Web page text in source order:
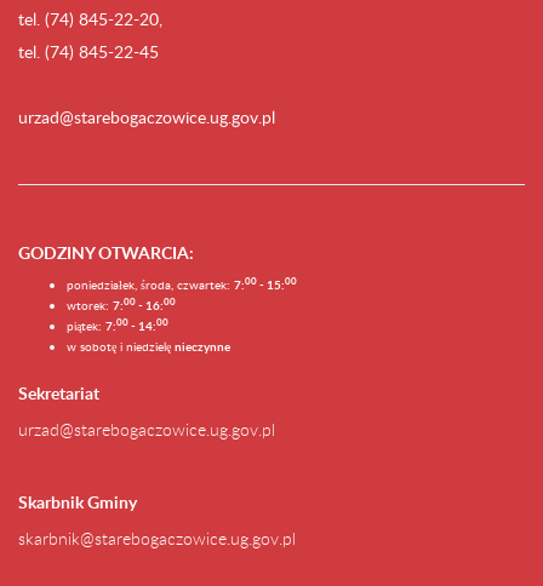
tel. (74) 845-22-20,
tel. (74) 845-22-45
urzad@starebogaczowice.ug.gov.pl
GODZINY OTWARCIA:
poniedziałek, środa, czwartek: 7:00 - 15:00
wtorek: 7:00 - 16:00
piątek: 7:00 - 14:00
w sobotę i niedzielę nieczynne
Sekretariat
urzad@starebogaczowice.ug.gov.pl
Skarbnik Gminy
skarbnik@starebogaczowice.ug.gov.pl